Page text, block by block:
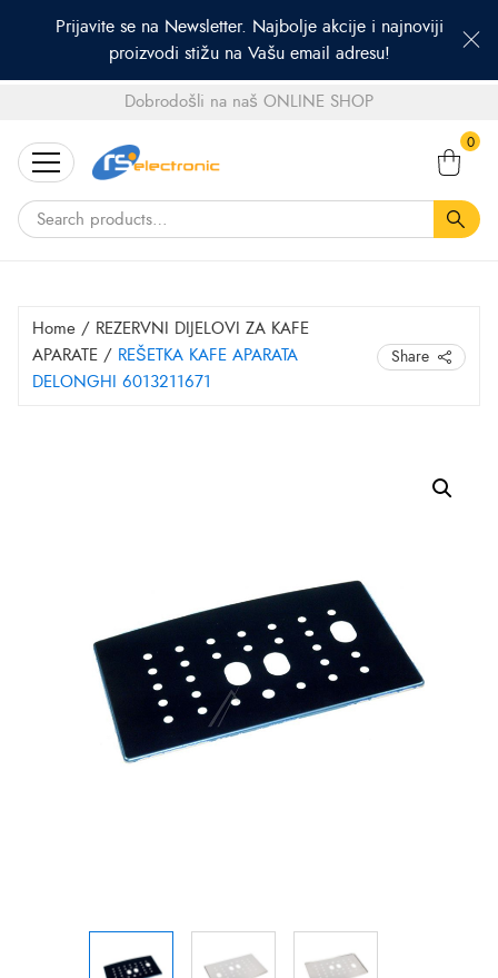
Prijavite se na Newsletter. Najbolje akcije i najnoviji
proizvodi stižu na Vašu email adresu!
Dobrodošli na naš ONLINE SHOP
for:
0
Home / REZERVNI DIJELOVI ZA KAFE
APARATE / REŠETKA KAFE APARATA
DELONGHI 6013211671
Share